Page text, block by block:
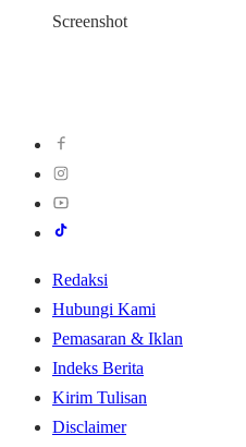
Screenshot
Redaksi
Hubungi Kami
Pemasaran & Iklan
Indeks Berita
Kirim Tulisan
Disclaimer